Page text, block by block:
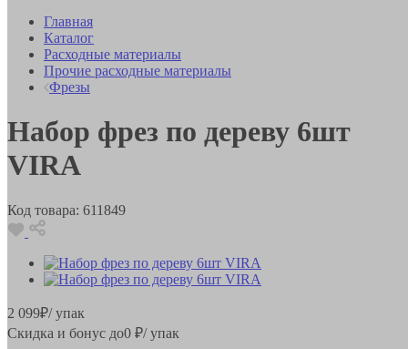
Главная
Каталог
Расходные материалы
Прочие расходные материалы
Фрезы
Набор фрез по дереву 6шт
VIRA
Код товара: 611849
2 099₽/ упак
Скидка и бонус до0 ₽/ упак